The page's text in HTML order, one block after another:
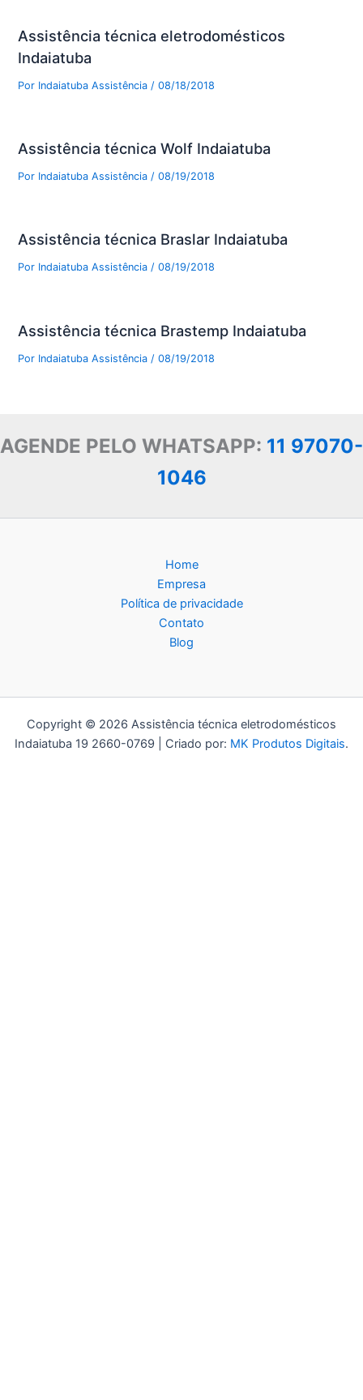
Assistência técnica eletrodomésticos
Indaiatuba
Por Indaiatuba Assistência/08/18/2018
Assistência técnica Wolf Indaiatuba
Por Indaiatuba Assistência/08/19/2018
Assistência técnica Braslar Indaiatuba
Por Indaiatuba Assistência/08/19/2018
Assistência técnica Brastemp Indaiatuba
Por Indaiatuba Assistência /08/19/2018
AGENDE PELO WHATSAPP: 11 97070-
1046
Home
Empresa
Política de privacidade
Contato
Blog
Copyright © 2026 Assistência técnica eletrodomésticos
Indaiatuba 19 2660-0769 | Criado por: MK Produtos Digitais.